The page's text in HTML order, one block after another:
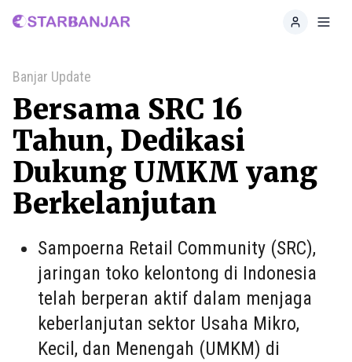
Home
Banjar Update
Bersama SRC 16
Tahun, Dedikasi
Dukung UMKM yang
Berkelanjutan
Sampoerna Retail Community (SRC),
jaringan toko kelontong di Indonesia
telah berperan aktif dalam menjaga
keberlanjutan sektor Usaha Mikro,
Kecil, dan Menengah (UMKM) di